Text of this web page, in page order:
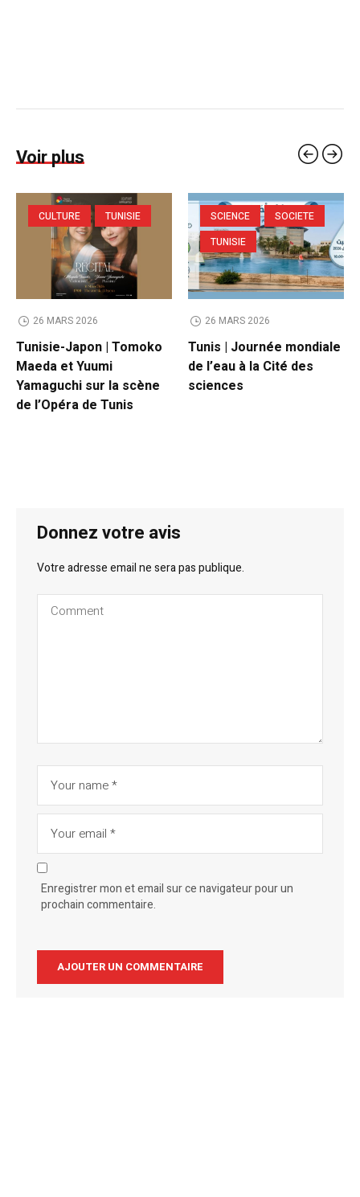
Voir plus
CULTURE TUNISIE
26 MARS 2026
Tunisie-Japon | Tomoko
Maeda et Yuumi
Yamaguchi sur la scène
de l’Opéra de Tunis
SCIENCE
SOCIETE
TUNISIE
26 MARS 2026
Tunis | Journée mondiale
de l’eau à la Cité des
sciences
Donnez votre avis
Votre adresse email ne sera pas publique.
Enregistrer mon et email sur ce navigateur pour un
prochain commentaire.